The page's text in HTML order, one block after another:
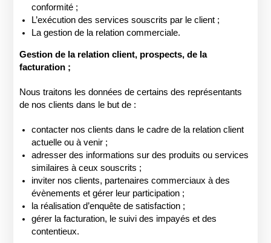
conformité ;
L’exécution des services souscrits par le client ;
La gestion de la relation commerciale.
Gestion de la relation client, prospects, de la
facturation ;
Nous traitons les données de certains des représentants
de nos clients dans le but de :
contacter nos clients dans le cadre de la relation client
actuelle ou à venir ;
adresser des informations sur des produits ou services
similaires à ceux souscrits ;
inviter nos clients, partenaires commerciaux à des
évènements et gérer leur participation ;
la réalisation d’enquête de satisfaction ;
gérer la facturation, le suivi des impayés et des
contentieux.